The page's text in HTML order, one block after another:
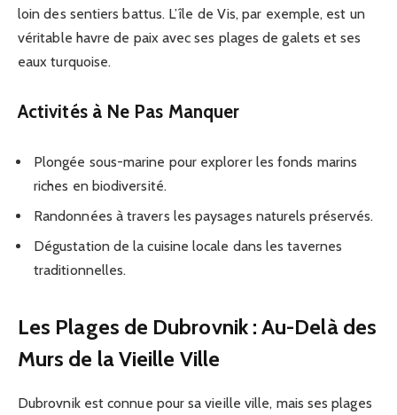
loin des sentiers battus. L’île de Vis, par exemple, est un
véritable havre de paix avec ses plages de galets et ses
eaux turquoise.
Activités à Ne Pas Manquer
Plongée sous-marine pour explorer les fonds marins
riches en biodiversité.
Randonnées à travers les paysages naturels préservés.
Dégustation de la cuisine locale dans les tavernes
traditionnelles.
Les Plages de Dubrovnik : Au-Delà des
Murs de la Vieille Ville
Dubrovnik est connue pour sa vieille ville, mais ses plages